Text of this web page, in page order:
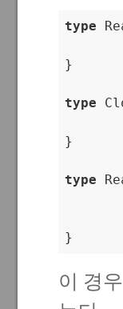
type
}
type
}
type
}
이 경